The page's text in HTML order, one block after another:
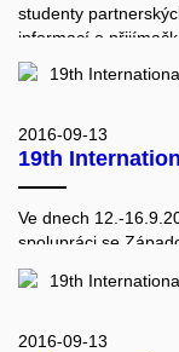
studenty
informací o
moderních laboratoří
Laboratoře
Paradise - objev
programování.
autoportrét pomocí
pasu a platebních
vozítka na druhé
2016-09-13
19th International
Ve dnech 12.-
spolupráci se
mezinárodní
Konference je
přirozeného jazyka
předcházel
2016-09-13